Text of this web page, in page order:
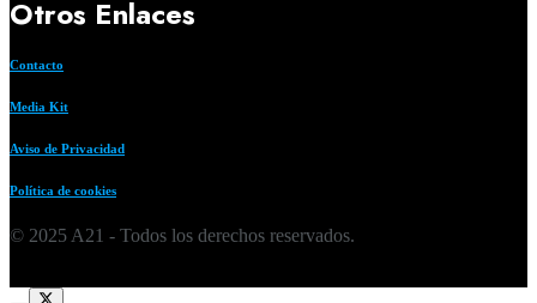
Otros Enlaces
Contacto
Media Kit
Aviso de Privacidad
Política de cookies
© 2025 A21 - Todos los derechos reservados.